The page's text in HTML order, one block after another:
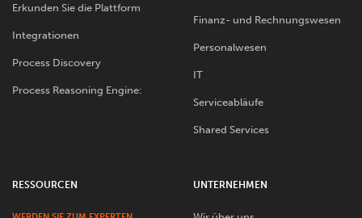
Erkunden Sie die Plattform
Integrationen
Process Discovery
Process Reasoning Engine:
Finanz- und Rechnungswesen
Personalwesen
IT
Serviceabläufe
Shared Services
RESSOURCEN UNTERNEHMEN